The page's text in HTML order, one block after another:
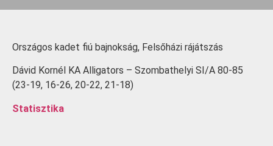
Országos kadet fiú bajnokság, Felsőházi rájátszás
Dávid Kornél KA Alligators – Szombathelyi SI/A 80-85
(23-19, 16-26, 20-22, 21-18)
Statisztika